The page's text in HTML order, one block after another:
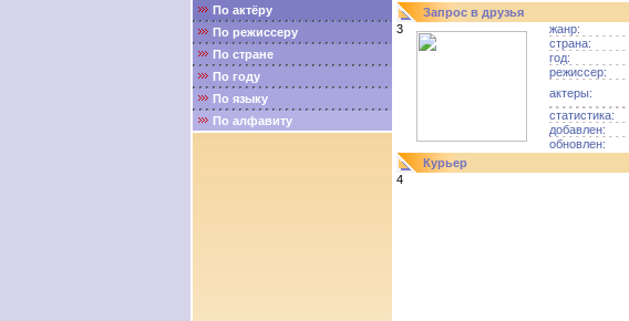
По актёру
По режиссеру
По стране
По году
По языку
По алфавиту
Запрос в друзья
3
жанр:
страна:
год:
режиссер:
актеры:
статистика:
добавлен:
обновлен:
Курьер
4